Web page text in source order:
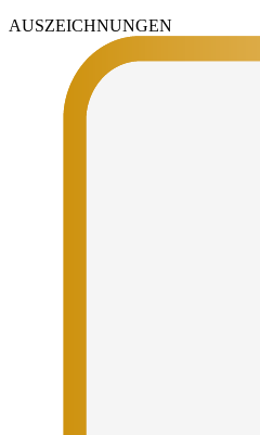
AUSZEICHNUNGEN